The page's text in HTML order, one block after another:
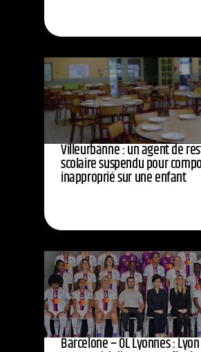
Villeurbanne : un agent de
scolaire suspendu pour
inapproprié sur une enfant
Barcelone – OL Lyonnes :